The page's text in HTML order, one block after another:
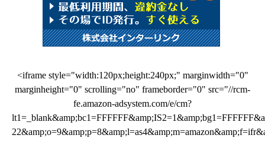
<iframe style="width:120px;height:240px;" marginwidth="0"
marginheight="0" scrolling="no" frameborder="0" src="//rcm-
fe.amazon-adsystem.com/e/cm?